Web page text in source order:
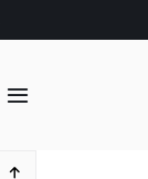
Toggle